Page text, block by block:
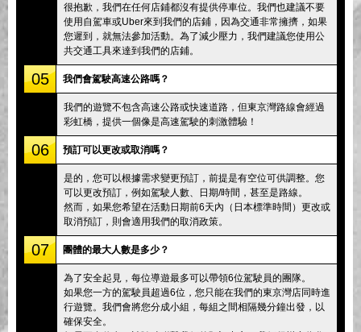
很抱歉，我們在任何店鋪都沒有提供停車位。我們也建議不要
使用自駕車或Uber來到我們的店鋪，因為交通非常擁擠，如果
您遲到，就無法參加活動。為了減少壓力，我們建議您使用公
共交通工具來達到我們的店鋪。
05 我們會駕駛高速公路嗎？
我們的遊覽不包含高速公路或快速道路，但東京灣路線會經過
彩虹橋，提供一個像是高速駕駛的刺激體驗！
06 預訂可以更改或取消嗎？
是的，您可以根據需求變更預訂，前提是有空位可供調整。您
可以更改預訂，例如駕駛人數、日期/時間，甚至是路線。
然而，如果您希望在活動日期前6天內（日本標準時間）更改或
取消預訂，則會適用我們的取消政策。
07 團體的最大人數是多少？
為了安全起見，每位導遊最多可以帶領6位駕駛員的團隊。
如果您一方的駕駛員超過6位，您只能在我們的東京灣店同時進
行遊覽。我們會將您分成小組，每組之間相隔幾分鐘出發，以
確保安全。